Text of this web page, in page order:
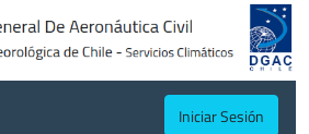
Iniciar Sesión